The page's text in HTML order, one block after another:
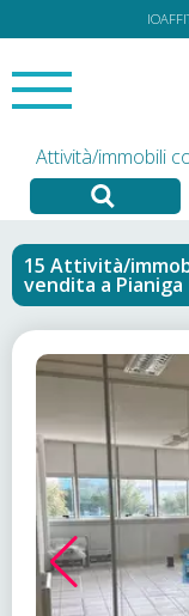
Attività/immobili
Attività/
vendita a Pianiga